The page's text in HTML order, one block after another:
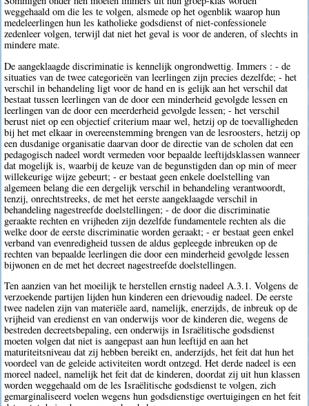
weggehaald om die les te volgen, alsmede op het ogenblik waarop hun
medeleerlingen hun les katholieke godsdienst of niet-confessionele
zedenleer volgen, terwijl dat niet het geval is voor de anderen, of slechts in
mindere mate.
De aangeklaagde discriminatie is kennelijk ongrondwettig. Immers : - de
situaties van de twee categorieën van leerlingen zijn precies dezelfde; - het
verschil in behandeling ligt voor de hand en is gelijk aan het verschil dat
bestaat tussen leerlingen van de door een minderheid gevolgde lessen en
leerlingen van de door een meerderheid gevolgde lessen; - het verschil
berust niet op een objectief criterium maar wel, hetzij op de toevalligheden
bij het met elkaar in overeenstemming brengen van de lesroosters, hetzij op
een dusdanige organisatie daarvan door de directie van de scholen dat een
pedagogisch nadeel wordt vermeden voor bepaalde leeftijdsklassen wanneer
dat mogelijk is, waarbij de keuze van de begunstigden dan op min of meer
willekeurige wijze gebeurt; - er bestaat geen enkele doelstelling van
algemeen belang die een dergelijk verschil in behandeling verantwoordt,
tenzij, onrechtstreeks, de met het eerste aangeklaagde verschil in
behandeling nagestreefde doelstellingen; - de door die discriminatie
geraakte rechten en vrijheden zijn dezelfde fundamentele rechten als die
welke door de eerste discriminatie worden geraakt; - er bestaat geen enkel
verband van evenredigheid tussen de aldus gepleegde inbreuken op de
rechten van bepaalde leerlingen die door een minderheid gevolgde lessen
bijwonen en de met het decreet nagestreefde doelstellingen.
Ten aanzien van het moeilijk te herstellen ernstig nadeel A.3.1. Volgens de
verzoekende partijen lijden hun kinderen een drievoudig nadeel. De eerste
twee nadelen zijn van materiële aard, namelijk, enerzijds, de inbreuk op de
vrijheid van eredienst en van onderwijs voor de kinderen die, wegens de
bestreden decreetsbepaling, een onderwijs in Israëlitische godsdienst
moeten volgen dat niet is aangepast aan hun leeftijd en aan het
maturiteitsniveau dat zij hebben bereikt en, anderzijds, het feit dat hun het
voordeel van de geleide activiteiten wordt ontzegd. Het derde nadeel is een
moreel nadeel, namelijk het feit dat de kinderen, doordat zij uit hun klassen
worden weggehaald om de les Israëlitische godsdienst te volgen, zich
gemarginaliseerd voelen wegens hun godsdienstige overtuigingen en het feit